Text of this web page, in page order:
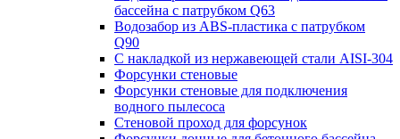
бассейна с патрубком Q63
Водозабор из ABS-пластика с патрубком
Q90
С накладкой из нержавеющей стали AISI-304
Форсунки стеновые
Форсунки стеновые для подключения
водного пылесоса
Стеновой проход для форсунок